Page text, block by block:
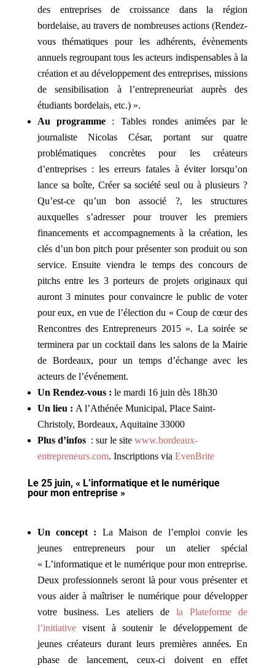
des entreprises de croissance dans la région
bordelaise, au travers de nombreuses actions (Rendez-
vous thématiques pour les adhérents, évènements
annuels regroupant tous les acteurs indispensables à la
création et au développement des entreprises, missions
de sensibilisation à l’entrepreneuriat auprès des
étudiants bordelais, etc.) ».
Au programme : Tables rondes animées par le
journaliste Nicolas César, portant sur quatre
problématiques concrètes pour les créateurs
d’entreprises : les erreurs fatales à éviter lorsqu’on
lance sa boîte, Créer sa société seul ou à plusieurs ?
Qu’est-ce qu’un bon associé ?, les structures
auxquelles s’adresser pour trouver les premiers
financements et accompagnements à la création, les
clés d’un bon pitch pour présenter son produit ou son
service. Ensuite viendra le temps des concours de
pitchs entre les 3 porteurs de projets originaux qui
auront 3 minutes pour convaincre le public de voter
pour eux, en vue de l’élection du « Coup de cœur des
Rencontres des Entrepreneurs 2015 ». La soirée se
terminera par un cocktail dans les salons de la Mairie
de Bordeaux, pour un temps d’échange avec les
acteurs de l’événement.
Un Rendez-vous : le mardi 16 juin dès 18h30
Un lieu : A l’Athénée Municipal, Place Saint-
Christoly, Bordeaux, Aquitaine 33000
Plus d’infos: sur le site www.bordeaux-
entrepreneurs.com. Inscriptions via EvenBrite
Le 25 juin, « L’informatique et le numérique
pour mon entreprise »
Un concept : La Maison de l’emploi convie les
jeunes entrepreneurs pour un atelier spécial
« L’informatique et le numérique pour mon entreprise.
Deux professionnels seront là pour vous présenter et
vous aider à maîtriser le numérique pour développer
votre business. Les ateliers dela Plateforme de
l’initiativevisent à soutenir le développement de
jeunes créateurs durant leurs premières années. En
phase de lancement, ceux-ci doivent en effet